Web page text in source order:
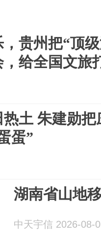
贵州把“顶
给全国文旅
土 朱建勋把
蛋”
湖南省山地
中天宇信 2026-08-